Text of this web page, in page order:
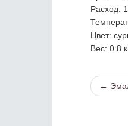
Расход:
Цвет:
Вес: 0.8
←